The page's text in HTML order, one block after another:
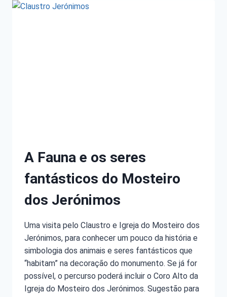
A Fauna e os seres
fantásticos do Mosteiro
dos Jerónimos
Uma visita pelo Claustro e Igreja do Mosteiro dos
Jerónimos, para conhecer um pouco da história e
simbologia dos animais e seres fantásticos que
“habitam” na decoração do monumento. Se já for
possível, o percurso poderá incluir o Coro Alto da
Igreja do Mosteiro dos Jerónimos. Sugestão para